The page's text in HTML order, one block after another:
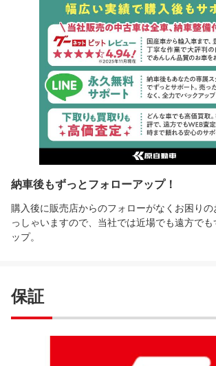
納車後もずっとフォローアップ！
購入後に販売店からのフォローがなくお困りの
っしゃいますので、当社では近場でも遠方で
ップ。
保証